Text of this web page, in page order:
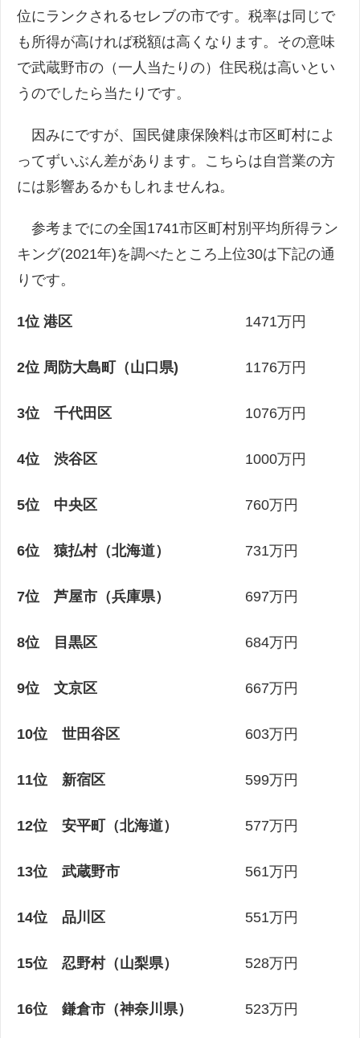
位にランクされるセレブの市です。税率は同じで
も所得が高ければ税額は高くなります。その意味
で武蔵野市の（一人当たりの）住民税は高いとい
うのでしたら当たりです。
因みにですが、国民健康保険料は市区町村によ
ってずいぶん差があります。こちらは自営業の方
には影響あるかもしれませんね。
参考までにの全国1741市区町村別平均所得ラン
キング(2021年)を調べたところ上位30は下記の通
りです。
1位 港区 1471万円
2位 周防大島町（山口県) 1176万円
3位 千代田区 1076万円
4位 渋谷区 1000万円
5位 中央区 760万円
6位 猿払村（北海道） 731万円
7位 芦屋市（兵庫県） 697万円
8位 目黒区 684万円
9位 文京区 667万円
10位 世田谷区 603万円
11位 新宿区 599万円
12位 安平町（北海道） 577万円
13位 武蔵野市 561万円
14位 品川区 551万円
15位 忍野村（山梨県） 528万円
16位 鎌倉市（神奈川県） 523万円